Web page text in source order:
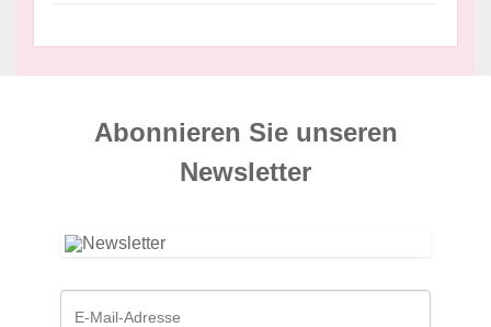
Abonnieren Sie unseren
News­letter